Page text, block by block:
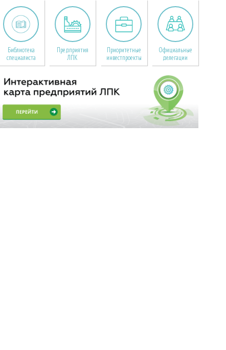
Библиотека
специалиста
Предприятия
ЛПК
Приоритетные
инвестпроекты
Официальные
делегации